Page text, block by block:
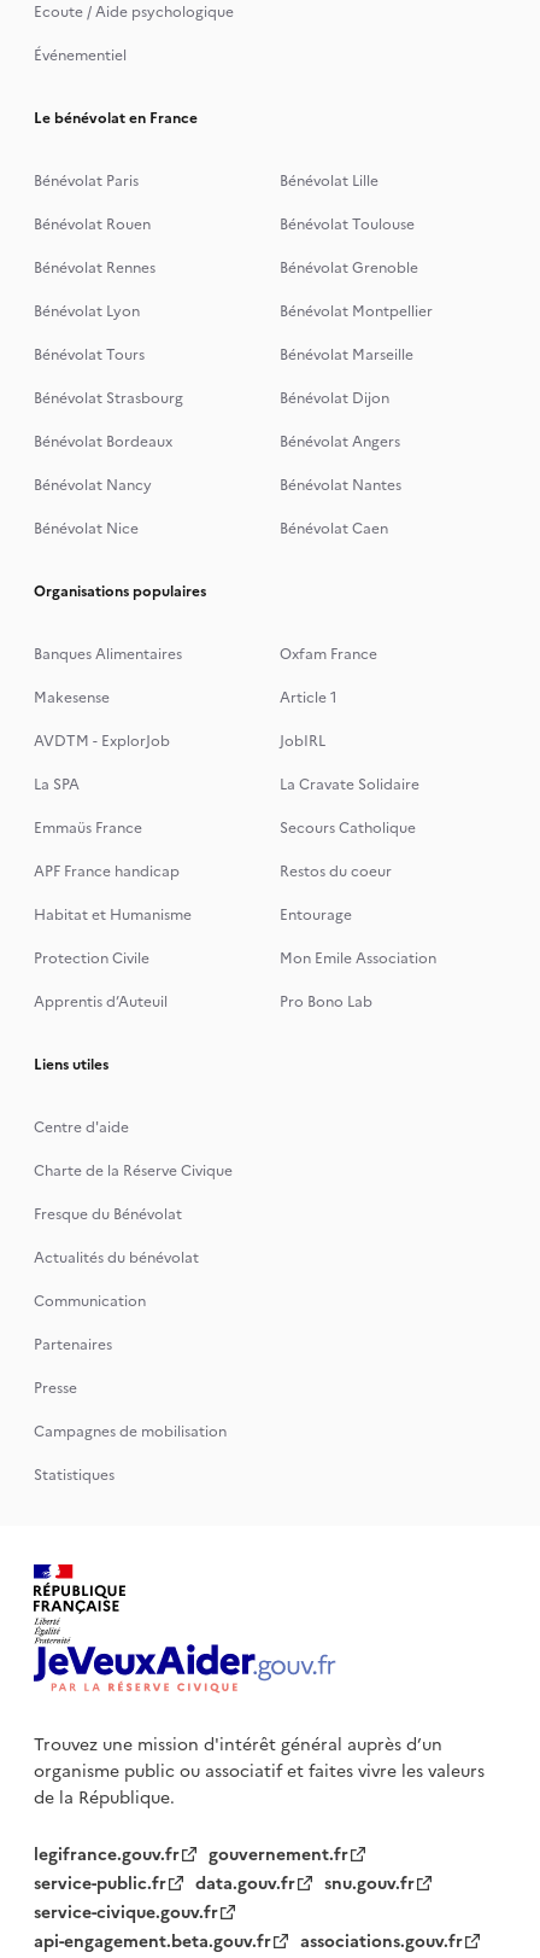
Ecoute / Aide psychologique
Événementiel
Le bénévolat en France
Bénévolat Paris
Bénévolat Lille
Bénévolat Rouen
Bénévolat Toulouse
Bénévolat Rennes
Bénévolat Grenoble
Bénévolat Lyon
Bénévolat Montpellier
Bénévolat Tours
Bénévolat Marseille
Bénévolat Strasbourg
Bénévolat Dijon
Bénévolat Bordeaux
Bénévolat Angers
Bénévolat Nancy
Bénévolat Nantes
Bénévolat Nice
Bénévolat Caen
Organisations populaires
Banques Alimentaires
Oxfam France
Makesense
Article 1
AVDTM - ExplorJob
JobIRL
La SPA
La Cravate Solidaire
Emmaüs France
Secours Catholique
APF France handicap
Restos du coeur
Habitat et Humanisme
Entourage
Protection Civile
Mon Emile Association
Apprentis d’Auteuil
Pro Bono Lab
Liens utiles
Centre d'aide
Charte de la Réserve Civique
Fresque du Bénévolat
Actualités du bénévolat
Communication
Partenaires
Presse
Campagnes de mobilisation
Statistiques
Trouvez une mission d'intérêt général auprès d’un
organisme publicou associatif et faites vivre les valeurs
de la République.
legifrance.gouv.fr
gouvernement.fr
service-public.fr
data.gouv.fr
snu.gouv.fr
service-civique.gouv.fr
api-engagement.beta.gouv.fr
associations.gouv.fr